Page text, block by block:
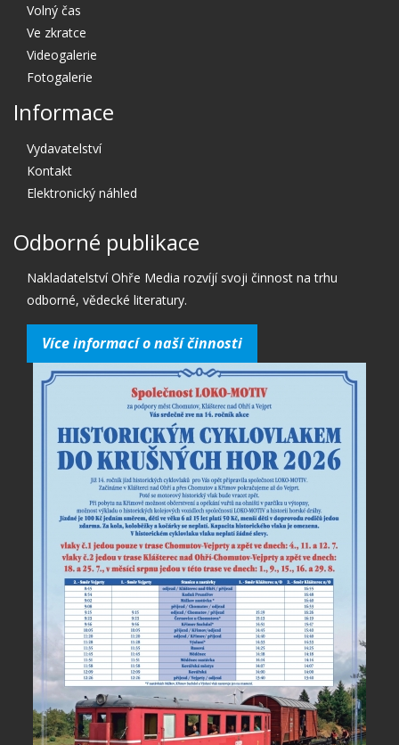
Volný čas
Ve zkratce
Videogalerie
Fotogalerie
Informace
Vydavatelství
Kontakt
Elektronický náhled
Odborné publikace
Nakladatelství Ohře Media rozvíjí svoji činnost na trhu
odborné, vědecké literatury.
Více informací o naší činnosti